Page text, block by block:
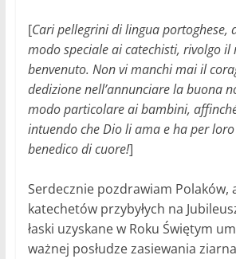
[Cari pellegrini di lingua portoghese,
modo speciale ai catechisti, rivolgo il
benvenuto. Non vi manchi mai il
dedizione nell’annunciare la buona
modo particolare ai bambini,
intuendo che Dio li ama e ha per
benedico di cuore!]
Serdecznie pozdrawiam Polaków,
katechetów przybyłych na
łaski uzyskane w Roku Świętym
ważnej posłudze zasiewania